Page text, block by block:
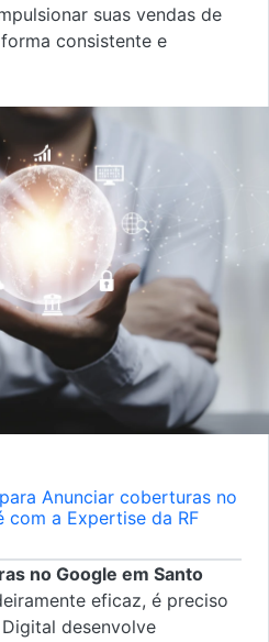
suas vendas de
consistente e
Anunciar coberturas no
com a Expertise da RF
no Google em Santo
eficaz, é preciso
desenvolve